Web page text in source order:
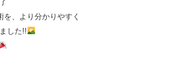
、より分かりやすく
した!!